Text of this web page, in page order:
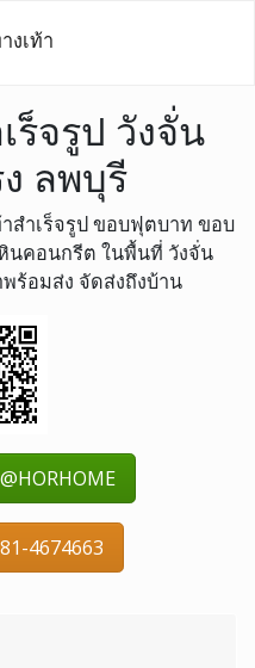
งเท้า
จรูป วังจั่น
ลพบุรี
สำเร็จรูป ขอบฟุตบาท ขอบ
คอนกรีต ในพื้นที่ วังจั่น
ร้อมส่ง จัดส่งถึงบ้าน
4674663